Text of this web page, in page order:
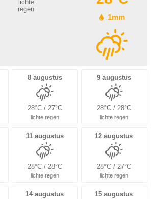
lichte
regen
1mm
8 augustus
28°C / 27°C
lichte regen
9 augustus
28°C / 28°C
lichte regen
11 augustus
28°C / 28°C
lichte regen
12 augustus
28°C / 27°C
lichte regen
14 augustus 15 augustus